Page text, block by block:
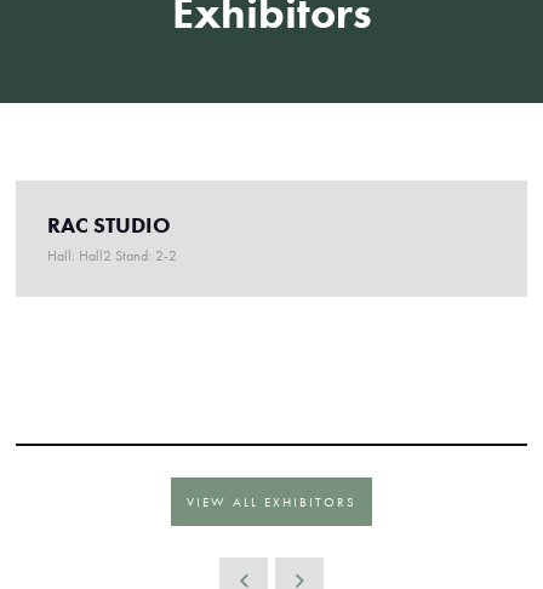
Exhibitors
RAC STUDIO
Hall: Hall2 Stand: 2-2
VIEW ALL EXHIBITORS